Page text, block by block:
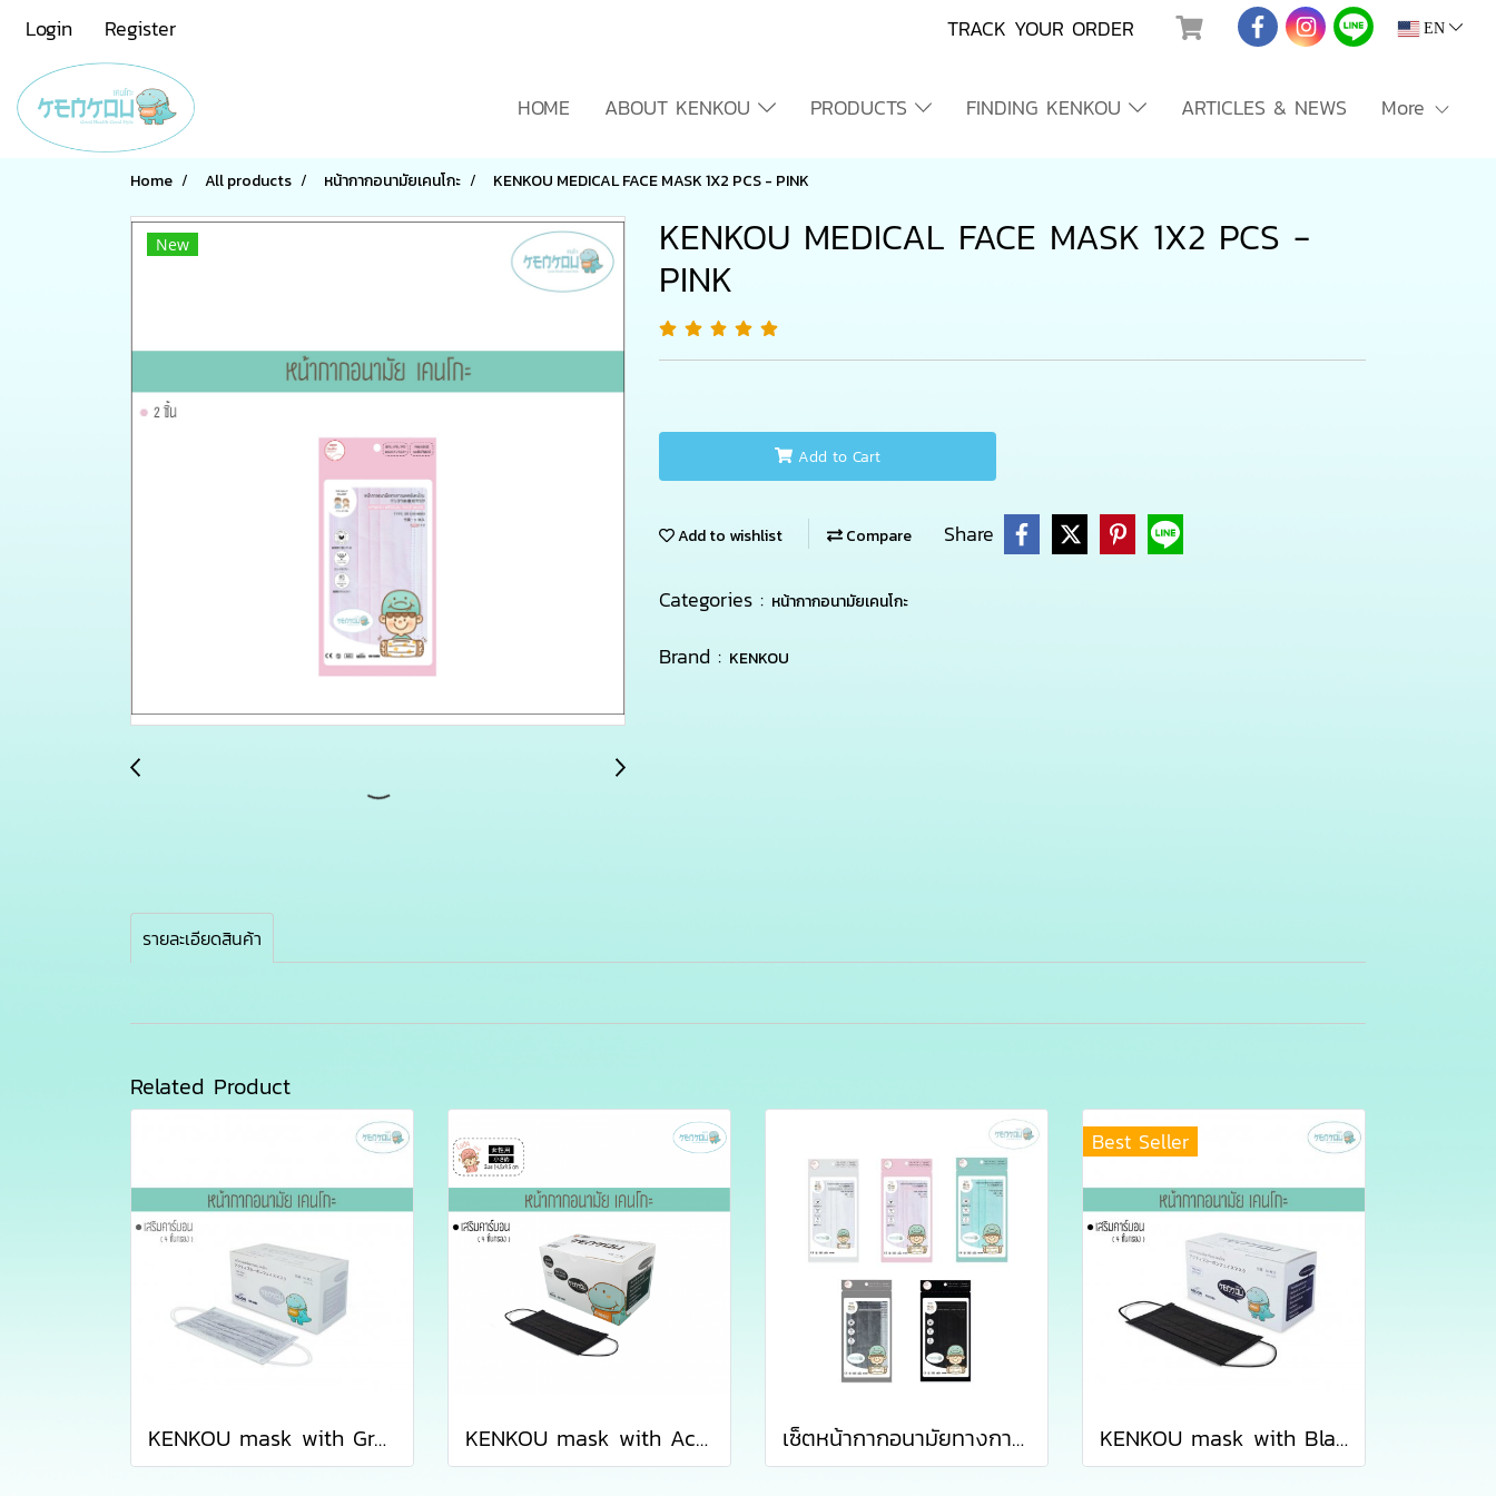
Login Register TRACK YOUR ORDER EN
HOME ABOUT KENKOU PRODUCTS FINDING KENKOU ARTICLES & NEWS More
Home All products หน้ากากอนามัยเคนโกะ KENKOU MEDICAL FACE MASK 1X2 PCS - PINK
New KENKOU MEDICAL FACE MASK 1X2 PCS -
PINK
Add to Cart
Add to wishlist Compare Share
Categories : หน้ากากอนามัยเคนโกะ
Brand : KENKOU
รายละเอียดสินค้า
Related Product
KENKOU mask with Gray Activated Carbon Filter containing 50 pieces/box KENKOU mask with Activated Carbon Filter for women or kid containing 50 pieces/box เซ็ตหน้ากากอนามัยทางการแพทย์เคนโกะ - เซ็ต 5 ซอง
Best Seller
KENKOU mask with Black Activated Carbon Filter containing 50 pieces/box